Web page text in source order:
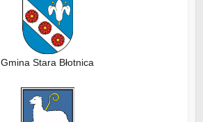
Gmina Stara Błotnica